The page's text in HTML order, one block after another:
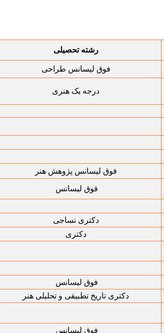
رشته تحصیلی
فوق لیسانس طراحی
درجه یک هنری
فوق لیسانس پژوهش هنر
فوق لیسانس
دکتری نساجی
دکتری
فوق لیسانس
دکتری تاریخ تطبیقی و تحلیلی هنر
فوق لیسانس